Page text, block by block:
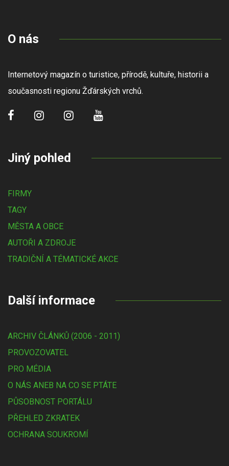
O nás
Internetový magazín o turistice, přírodě, kultuře, historii a
současnosti regionu Žďárských vrchů.
Jiný pohled
FIRMY
TAGY
MĚSTA A OBCE
AUTOŘI A ZDROJE
TRADIČNÍ A TÉMATICKÉ AKCE
Další informace
ARCHIV ČLÁNKŮ (2006 - 2011)
PROVOZOVATEL
PRO MÉDIA
O NÁS ANEB NA CO SE PTÁTE
PŮSOBNOST PORTÁLU
PŘEHLED ZKRATEK
OCHRANA SOUKROMÍ